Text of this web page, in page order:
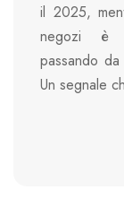
il 2025,
negozi è
passando
Un segnale